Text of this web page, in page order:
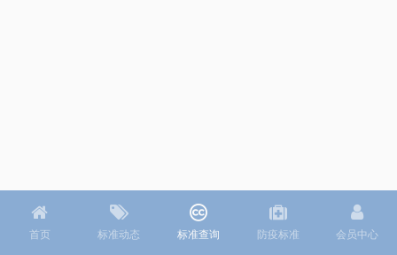
首页 标准动态 标准查询 防疫标准 会员中心